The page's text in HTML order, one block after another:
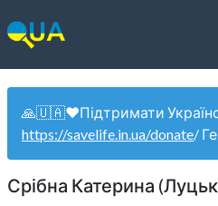
🙏🇺🇦❤️Підтримати
https://savelife.in.ua/donate/
Срібна Катерина